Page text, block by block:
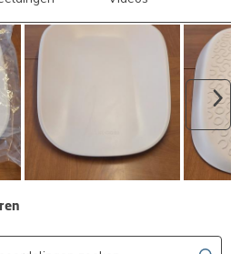
zoeken per regio